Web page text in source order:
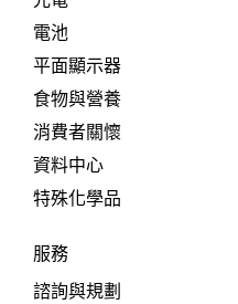
電池
平面顯示器
食物與營養
消費者關懷
資料中心
特殊化學品
服務
諮詢與規劃